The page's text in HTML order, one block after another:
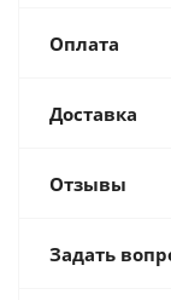
Оплата
Доставка
Отзывы
Задать